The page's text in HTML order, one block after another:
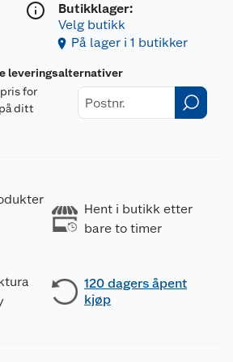
Butikklager:
Velg butikk
På lager i 1 butikker
leveringsalternativer
for
ditt
Hent i butikk etter
bare to timer
120 dagers åpent
kjøp